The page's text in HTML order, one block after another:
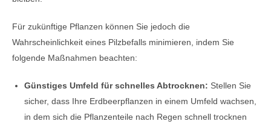
Für zukünftige Pflanzen können Sie jedoch die
Wahrscheinlichkeit eines Pilzbefalls minimieren, indem Sie
folgende Maßnahmen beachten:
Günstiges Umfeld für schnelles Abtrocknen: Stellen Sie
sicher, dass Ihre Erdbeerpflanzen in einem Umfeld wachsen,
in dem sich die Pflanzenteile nach Regen schnell trocknen